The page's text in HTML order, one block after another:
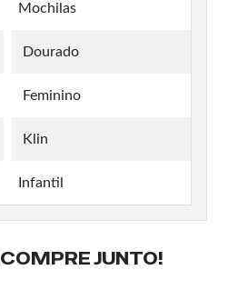
Mochilas
Dourado
Feminino
Klin
Infantil
COMPRE JUNTO!